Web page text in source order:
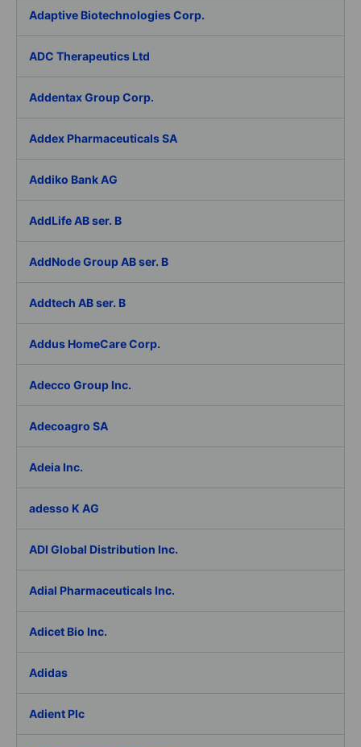
Adaptive Biotechnologies Corp.
ADC Therapeutics Ltd
Addentax Group Corp.
Addex Pharmaceuticals SA
Addiko Bank AG
AddLife AB ser. B
AddNode Group AB ser. B
Addtech AB ser. B
Addus HomeCare Corp.
Adecco Group Inc.
Adecoagro SA
Adeia Inc.
adesso K AG
ADI Global Distribution Inc.
Adial Pharmaceuticals Inc.
Adicet Bio Inc.
Adidas
Adient Plc